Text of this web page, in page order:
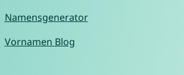
Namensgenerator
Vornamen Blog